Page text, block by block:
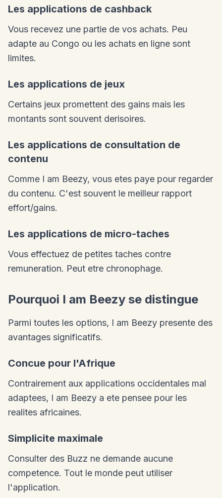
Les applications de cashback
Vous recevez une partie de vos achats. Peu
adapte au Congo ou les achats en ligne sont
limites.
Les applications de jeux
Certains jeux promettent des gains mais les
montants sont souvent derisoires.
Les applications de consultation de
contenu
Comme I am Beezy, vous etes paye pour regarder
du contenu. C'est souvent le meilleur rapport
effort/gains.
Les applications de micro-taches
Vous effectuez de petites taches contre
remuneration. Peut etre chronophage.
Pourquoi I am Beezy se distingue
Parmi toutes les options, I am Beezy presente des
avantages significatifs.
Concue pour l'Afrique
Contrairement aux applications occidentales mal
adaptees, I am Beezy a ete pensee pour les
realites africaines.
Simplicite maximale
Consulter des Buzz ne demande aucune
competence. Tout le monde peut utiliser
l'application.